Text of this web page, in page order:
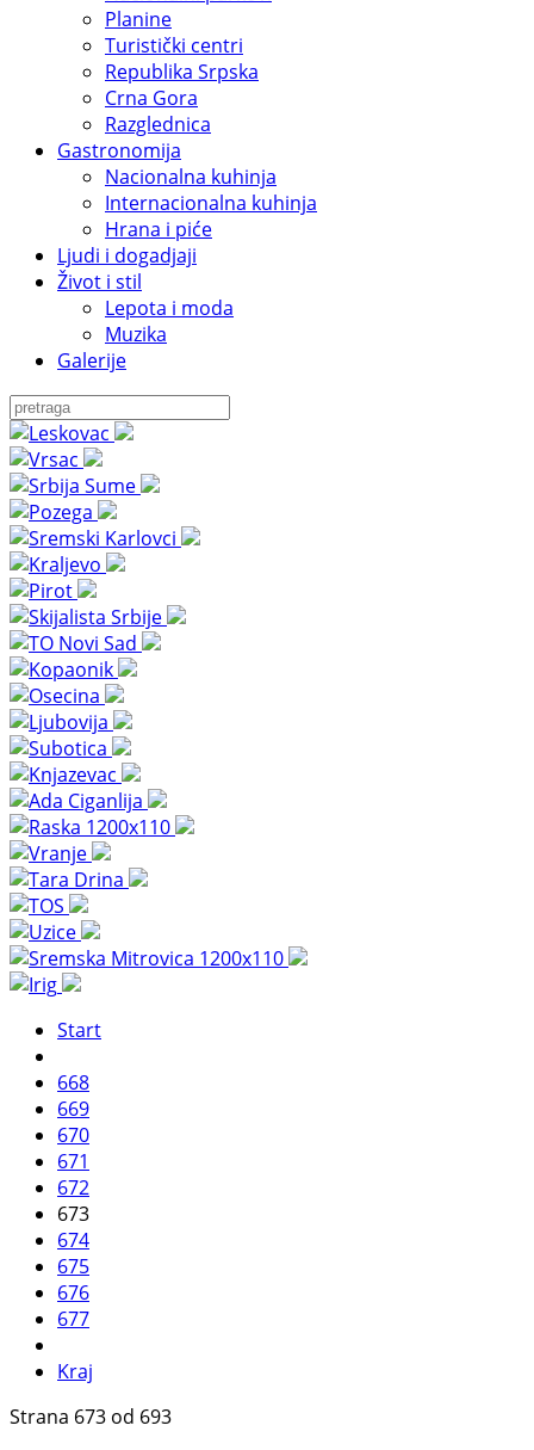
Planine
Turistički centri
Republika Srpska
Crna Gora
Razglednica
Gastronomija
Nacionalna kuhinja
Internacionalna kuhinja
Hrana i piće
Ljudi i dogadjaji
Život i stil
Lepota i moda
Muzika
Galerije
Start
668
669
670
671
672
673
674
675
676
677
Kraj
Strana 673 od 693